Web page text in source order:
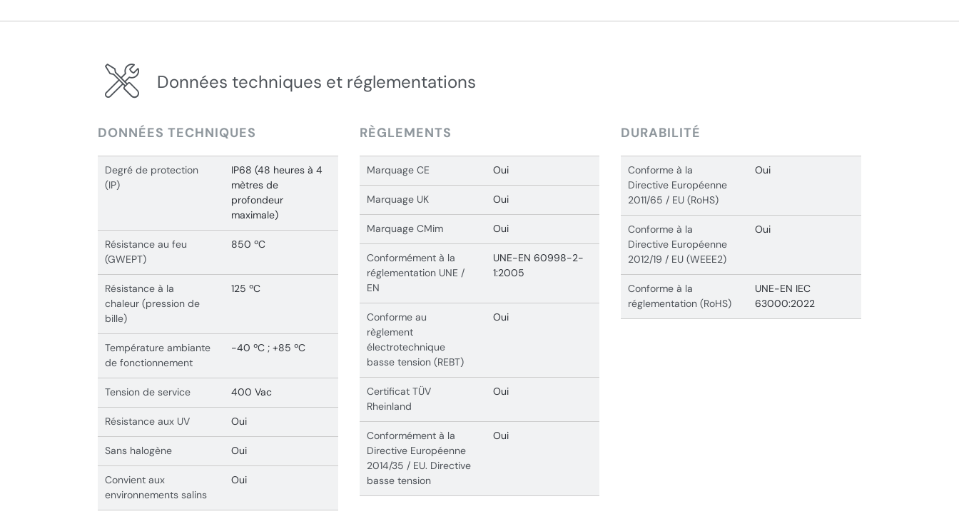
Données techniques et réglementations
DONNÉES TECHNIQUES
Degré de protection
(IP)
IP68 (48 heures à 4
mètres de
profondeur
maximale)
Résistance au feu
(GWEPT)
850 ºC
Résistance à la
chaleur (pression de
bille)
125 ºC
Température ambiante
de fonctionnement
-40 ºC ; +85 ºC
Tension de service 400 Vac
Résistance aux UV Oui
Sans halogène Oui
Convient aux
environnements salins
Oui
RÈGLEMENTS
Marquage CE Oui
Marquage UK Oui
Marquage CMim Oui
Conformément à la
réglementation UNE /
EN
UNE-EN 60998-2-
1:2005
Conforme au
règlement
électrotechnique
basse tension (REBT)
Oui
Certificat TÜV
Rheinland
Oui
Conformément à la
Directive Européenne
2014/35 / EU. Directive
basse tension
Oui
DURABILITÉ
Conforme à la
Directive Européenne
2011/65 / EU (RoHS)
Oui
Conforme à la
Directive Européenne
2012/19 / EU (WEEE2)
Oui
Conforme à la
réglementation (RoHS)
UNE-EN IEC
63000:2022